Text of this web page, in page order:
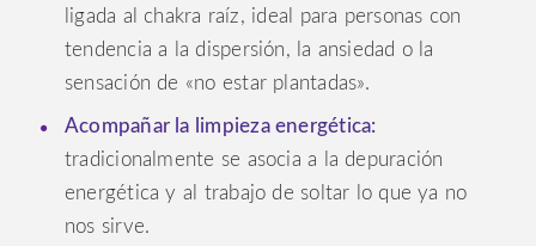
ligada al chakra raíz, ideal para personas con
tendencia a la dispersión, la ansiedad o la
sensación de «no estar plantadas».
Acompañar la limpieza energética:
tradicionalmente se asocia a la depuración
energética y al trabajo de soltar lo que ya no
nos sirve.